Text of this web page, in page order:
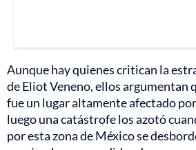
Aunque hay quienes critican la
de Eliot Veneno, ellos argumentan
fue un lugar altamente afectado
luego una catástrofe los azotó
por esta zona de México se